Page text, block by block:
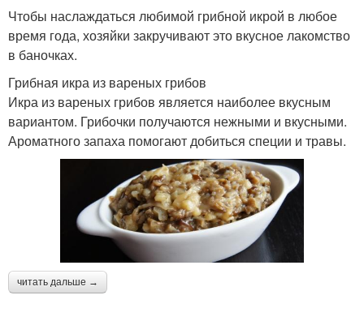
Чтобы наслаждаться любимой грибной икрой в любое
время года, хозяйки закручивают это вкусное лакомство
в баночках.
Грибная икра из вареных грибов
Икра из вареных грибов является наиболее вкусным
вариантом. Грибочки получаются нежными и вкусными.
Ароматного запаха помогают добиться специи и травы.
читать дальше →